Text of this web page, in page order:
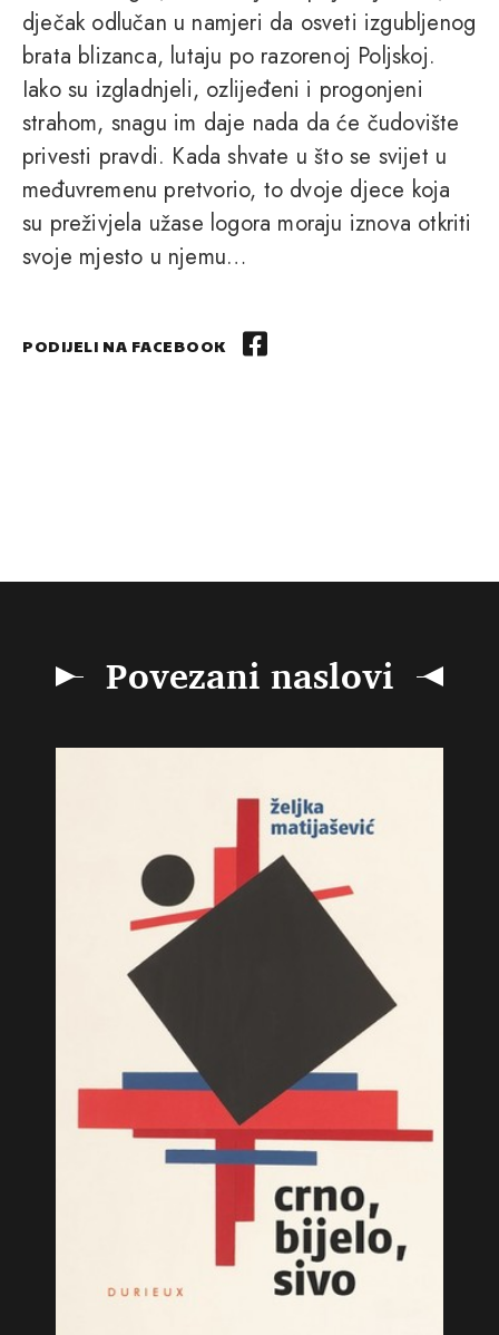
dječak odlučan u namjeri da osveti izgubljenog
brata blizanca, lutaju po razorenoj Poljskoj.
Iako su izgladnjeli, ozlijeđeni i progonjeni
strahom, snagu im daje nada da će čudovište
privesti pravdi. Kada shvate u što se svijet u
međuvremenu pretvorio, to dvoje djece koja
su preživjela užase logora moraju iznova otkriti
svoje mjesto u njemu…
PODIJELI NA FACEBOOK
Povezani naslovi